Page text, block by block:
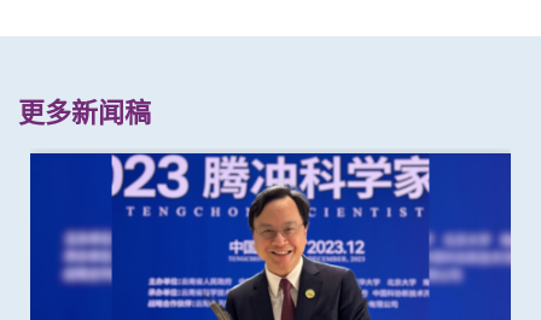
更多新闻稿